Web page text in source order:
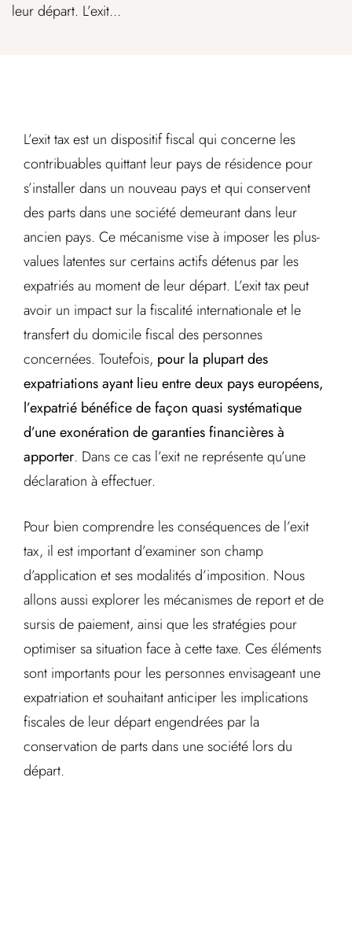
leur départ. L’exit...
L’exit tax est un dispositif fiscal qui concerne les
contribuables quittant leur pays de résidence pour
s’installer dans un nouveau pays et qui conservent
des parts dans une société demeurant dans leur
ancien pays. Ce mécanisme vise à imposer les plus-
values latentes sur certains actifs détenus par les
expatriés au moment de leur départ. L’exit tax peut
avoir un impact sur la fiscalité internationale et le
transfert du domicile fiscal des personnes
concernées. Toutefois, pour la plupart des
expatriations ayant lieu entre deux pays européens,
l’expatrié bénéfice de façon quasi systématique
d’une exonération de garanties financières à
apporter. Dans ce cas l’exit ne représente qu’une
déclaration à effectuer.
Pour bien comprendre les conséquences de l’exit
tax, il est important d’examiner son champ
d’application et ses modalités d’imposition. Nous
allons aussi explorer les mécanismes de report et de
sursis de paiement, ainsi que les stratégies pour
optimiser sa situation face à cette taxe. Ces éléments
sont importants pour les personnes envisageant une
expatriation et souhaitant anticiper les implications
fiscales de leur départ engendrées par la
conservation de parts dans une société lors du
départ.